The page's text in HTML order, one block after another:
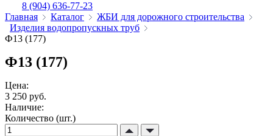
8 (904) 636-77-23
Главная
Каталог
ЖБИ для дорожного строительства
Изделия водопропускных труб
Ф13 (177)
Ф13 (177)
Цена:
3 250 руб.
Наличие:
Количество (шт.)